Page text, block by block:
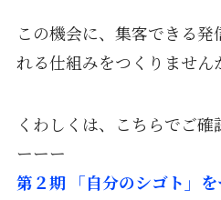
この機会に、集客できる発
れる仕組みをつくりません
くわしくは、こちらでご確
ーーー
第２期 「自分のシゴト」を